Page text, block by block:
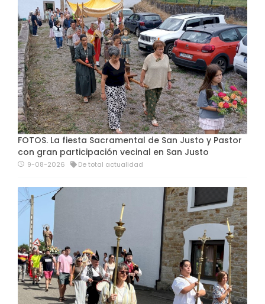
FOTOS. La fiesta Sacramental de San Justo y Pastor
con gran participación vecinal en San Justo
9-08-2026 De total actualidad